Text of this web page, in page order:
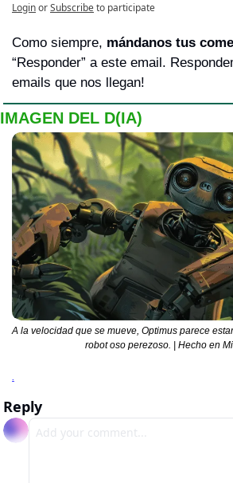
LoginorSubscribeto participate
Como siempre, mándanos tus
“Responder” a este email.
emails que nos llegan!
IMAGEN DEL D(IA)
A la velocidad que se mueve, Optimus parece
robot oso perezoso. | Hecho en
Reply